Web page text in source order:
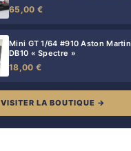
65,00 €
Mini GT 1/64 #910 Aston Martin
DB10 « Spectre »
18,00 €
VISITER LA BOUTIQUE →